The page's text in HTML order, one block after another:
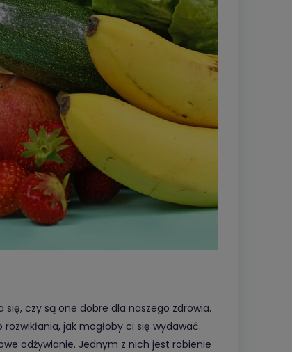
czy są one dobre dla naszego zdrowia.
jak mogłoby ci się wydawać.
odżywianie. Jednym z nich jest robienie